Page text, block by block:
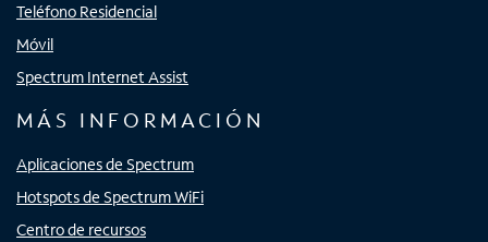
Teléfono Residencial
Móvil
Spectrum Internet Assist
MÁS INFORMACIÓN
Aplicaciones de Spectrum
Hotspots de Spectrum WiFi
Centro de recursos